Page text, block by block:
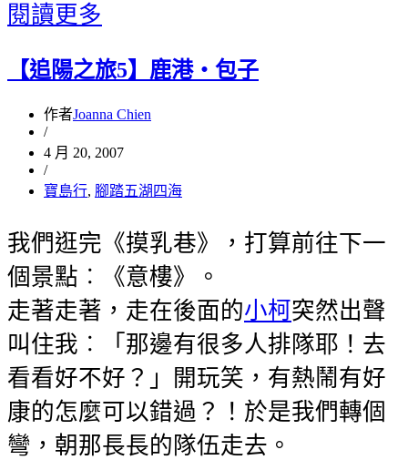
閱讀更多
【追陽之旅5】鹿港‧包子
作者Joanna Chien
/
4 月 20, 2007
/
寶島行, 腳踏五湖四海
我們逛完《摸乳巷》，打算前往下一
個景點︰《意樓》。
走著走著，走在後面的小柯 突然出聲
叫住我︰「那邊有很多人排隊耶！去
看看好不好？」開玩笑，有熱鬧有好
康的怎麼可以錯過？！於是我們轉個
彎，朝那長長的隊伍走去。